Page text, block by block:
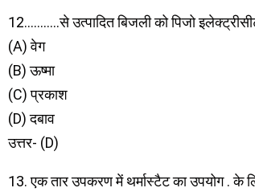
12………..से उत्पादित बिजली को पिजो
(A) वेग
(B) ऊष्मा
(C) प्रकाश
(D) दबाव
उत्तर- (D)
13. एक तार उपकरण में थर्मास्टैट का उपयोग . के